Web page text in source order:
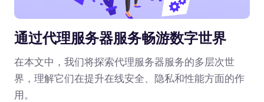
通过代理服务器服务畅游数字世界
在本文中，我们将探索代理服务器服务的多层次世
界，理解它们在提升在线安全、隐私和性能方面的作
用。